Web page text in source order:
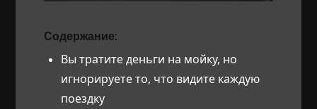
Содержание:
Вы тратите деньги на мойку, но
игнорируете то, что видите каждую
поездку